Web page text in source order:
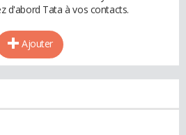
d'abord Tata à vos contacts.
Ajouter